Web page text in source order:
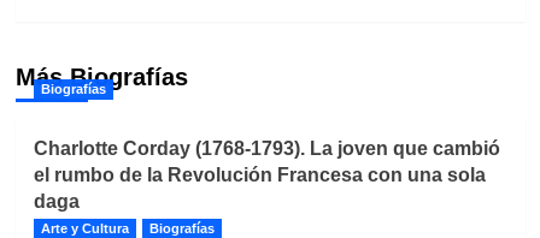
Más Biografías
Biografías
Charlotte Corday (1768-1793). La joven que cambió
el rumbo de la Revolución Francesa con una sola
daga
Arte y Cultura Biografías